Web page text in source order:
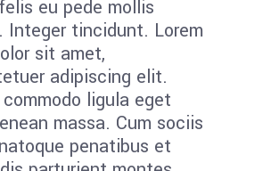
eu pede mollis
Integer tincidunt. Lorem
sit amet,
adipiscing elit.
ligula eget
massa. Cum sociis
penatibus et